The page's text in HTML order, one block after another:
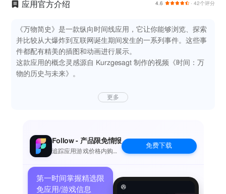
应用官方介绍 4.6 · 42个评分
《万物简史》是一款纵向时间线应用，它让你能够浏览、探索
并比较从大爆炸到互联网诞生期间发生的一系列事件。这些事
件都配有精美的插图和动画进行展示。
这款应用的概念灵感源自 Kurzgesagt 制作的视频《时间：万
物的历史与未来》。
更多
Follow - 产品限免情报
追踪应用游戏价格内购波
免费下载
第一时间掌握精选限
免应用/游戏信息